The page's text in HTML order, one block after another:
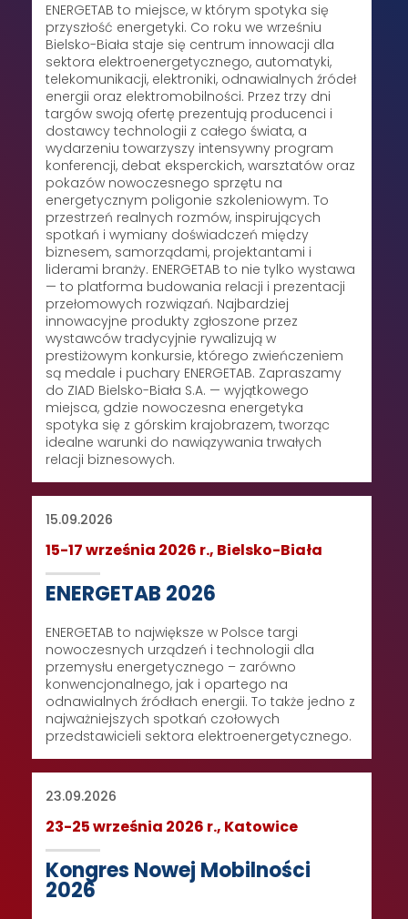
ENERGETAB to miejsce, w którym spotyka się
przyszłość energetyki. Co roku we wrześniu
Bielsko-Biała staje się centrum innowacji dla
sektora elektroenergetycznego, automatyki,
telekomunikacji, elektroniki, odnawialnych źródeł
energii oraz elektromobilności. Przez trzy dni
targów swoją ofertę prezentują producenci i
dostawcy technologii z całego świata, a
wydarzeniu towarzyszy intensywny program
konferencji, debat eksperckich, warsztatów oraz
pokazów nowoczesnego sprzętu na
energetycznym poligonie szkoleniowym. To
przestrzeń realnych rozmów, inspirujących
spotkań i wymiany doświadczeń między
biznesem, samorządami, projektantami i
liderami branży. ENERGETAB to nie tylko wystawa
— to platforma budowania relacji i prezentacji
przełomowych rozwiązań. Najbardziej
innowacyjne produkty zgłoszone przez
wystawców tradycyjnie rywalizują w
prestiżowym konkursie, którego zwieńczeniem
są medale i puchary ENERGETAB. Zapraszamy
do ZIAD Bielsko-Biała S.A. — wyjątkowego
miejsca, gdzie nowoczesna energetyka
spotyka się z górskim krajobrazem, tworząc
idealne warunki do nawiązywania trwałych
relacji biznesowych.
15.09.2026
15-17 września 2026 r., Bielsko-Biała
ENERGETAB 2026
ENERGETAB to największe w Polsce targi
nowoczesnych urządzeń i technologii dla
przemysłu energetycznego – zarówno
konwencjonalnego, jak i opartego na
odnawialnych źródłach energii. To także jedno z
najważniejszych spotkań czołowych
przedstawicieli sektora elektroenergetycznego.
23.09.2026
23-25 września 2026 r., Katowice
Kongres Nowej Mobilności
2026